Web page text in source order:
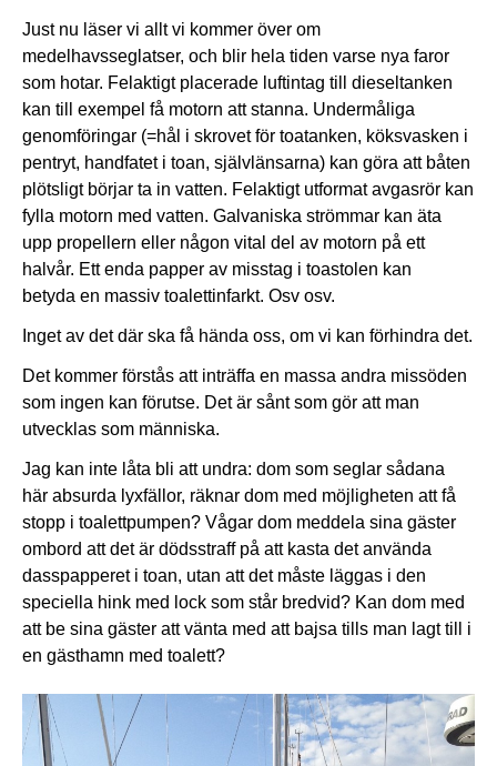
Just nu läser vi allt vi kommer över om
medelhavsseglatser, och blir hela tiden varse nya faror
som hotar. Felaktigt placerade luftintag till dieseltanken
kan till exempel få motorn att stanna. Undermåliga
genomföringar (=hål i skrovet för toatanken, köksvasken i
pentryt, handfatet i toan, självlänsarna) kan göra att båten
plötsligt börjar ta in vatten. Felaktigt utformat avgasrör kan
fylla motorn med vatten. Galvaniska strömmar kan äta
upp propellern eller någon vital del av motorn på ett
halvår. Ett enda papper av misstag i toastolen kan
betyda en massiv toalettinfarkt. Osv osv.
Inget av det där ska få hända oss, om vi kan förhindra det.
Det kommer förstås att inträffa en massa andra missöden
som ingen kan förutse. Det är sånt som gör att man
utvecklas som människa.
Jag kan inte låta bli att undra: dom som seglar sådana
här absurda lyxfällor, räknar dom med möjligheten att få
stopp i toalettpumpen? Vågar dom meddela sina gäster
ombord att det är dödsstraff på att kasta det använda
dasspapperet i toan, utan att det måste läggas i den
speciella hink med lock som står bredvid? Kan dom med
att be sina gäster att vänta med att bajsa tills man lagt till i
en gästhamn med toalett?